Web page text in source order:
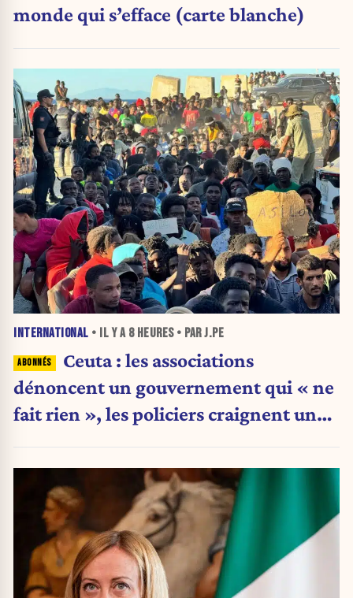
monde qui s’efface (carte blanche)
INTERNATIONAL • IL Y A 8 HEURES• PAR J.PE
Ceuta : les associations
dénoncent un gouvernement qui « ne
fait rien », les policiers craignent une